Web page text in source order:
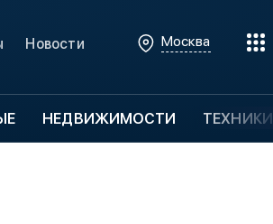
Новости Москва
НЕДВИЖИМОСТИ ТЕХНИКИ